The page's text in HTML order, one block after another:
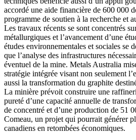
accordé une aide financière de 600 000
programme de soutien à la recherche et
Les travaux récents se sont concentrés
métallurgiques et l’avancement d’une
études environnementales et sociales se
que l’analyse des infrastructures
éventuel de la mine. Metals Australia
stratégie intégrée visant non seulement
aussi la transformation du graphite
La minière prévoit construire une
pureté d’une capacité annuelle de
de concentré et d’une production de 51
Comeau, un projet qui pourrait générer
canadiens en retombées économiques.